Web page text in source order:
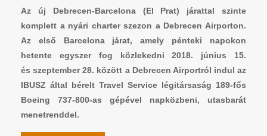
Az új Debrecen-Barcelona (El Prat) járattal szinte
komplett a nyári charter szezon a Debrecen Airporton.
Az első Barcelona járat, amely pénteki napokon
hetente egyszer fog közlekedni 2018. június 15.
és szeptember 28. között a Debrecen Airportról indul az
IBUSZ által bérelt Travel Service légitársaság 189-fős
Boeing 737-800-as gépével napközbeni, utasbarát
menetrenddel.